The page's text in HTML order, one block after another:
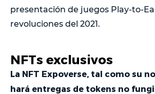
presentación de juegos Play-to-
revoluciones del 2021.
NFTs exclusivos
La NFT Expoverse, tal como su
hará entregas de tokens no